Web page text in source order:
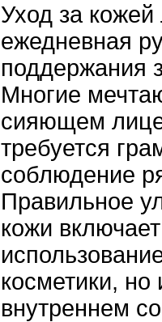
Уход за кожей
ежедневная
поддержания
Многие
сияющем
требуется
соблюдение
Правильное
кожи
косметики, но
внутреннем